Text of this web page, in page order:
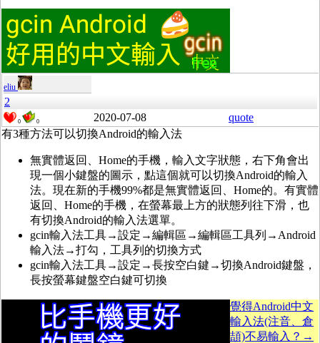
eliu
2
0 0 2020-07-08
quote
有3種方法可以切換Android的輸入法
無實體返回、Home的手機，輸入文字狀態，右下角會出
現一個小鍵盤的圖示，點這個就可以切換Android的輸入
法。現在新的手機99%都是無實體返回、Home的。有實體
返回、Home的手機，在螢幕最上方的狀態列往下滑，也
有切換Android的輸入法選單。
gcin輸入法工具→設定→編輯區→編輯區工具列→Android
輸入法→打勾，工具列的切換方式
gcin輸入法工具→設定→長按空白鍵→切換Android鍵盤，
長按螢幕鍵盤空白鍵可切換
覺得Android中文
輸入法(注音、倉
頡)不易輸入？→